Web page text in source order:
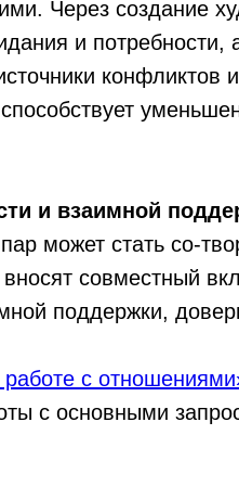
Через создание
и потребности,
и взаимной
может стать со-
совместный
поддержки,
с
с основными